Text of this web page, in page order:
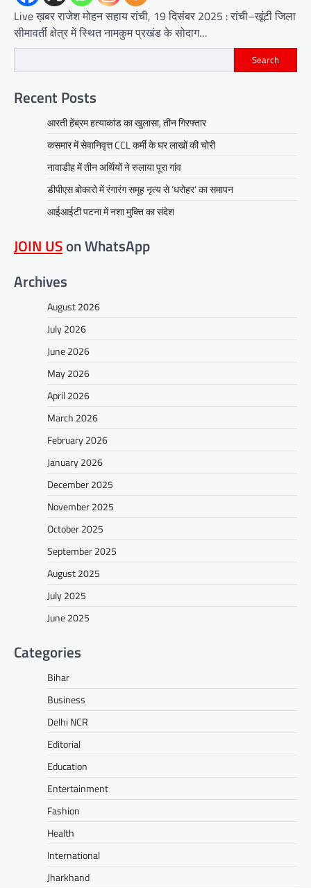
Live ख़बर राजेश मोहन सहाय रांची, 19 दिसंबर 2025 : रांची–खूंटी जिला
सीमावर्ती क्षेत्र में स्थित नामकुम प्रखंड के सोदाग…
Search
Recent Posts
आरती हेंब्रम हत्याकांड का खुलासा, तीन गिरफ्तार
कसमार में सेवानिवृत्त CCL कर्मी के घर लाखों की चोरी
नावाडीह में तीन अर्थियों ने रुलाया पूरा गांव
डीपीएस बोकारो में रंगारंग समूह नृत्य से ‘धरोहर’ का समापन
आईआईटी पटना में नशा मुक्ति का संदेश
JOIN USon WhatsApp
Archives
August 2026
July 2026
June 2026
May 2026
April 2026
March 2026
February 2026
January 2026
December 2025
November 2025
October 2025
September 2025
August 2025
July 2025
June 2025
Categories
Bihar
Business
Delhi NCR
Editorial
Education
Entertainment
Fashion
Health
International
Jharkhand